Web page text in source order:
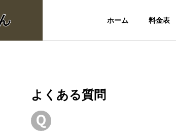
ホーム 料金表
よくある質問